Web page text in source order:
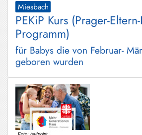
Miesbach
PEKiP Kurs (Prager-
Programm)
für Babys die von Februar-
geboren wurden